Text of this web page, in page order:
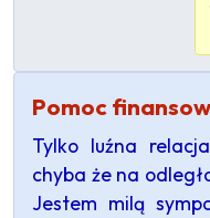
Pomoc
Tylko luźna
chyba że na
Jestem milą